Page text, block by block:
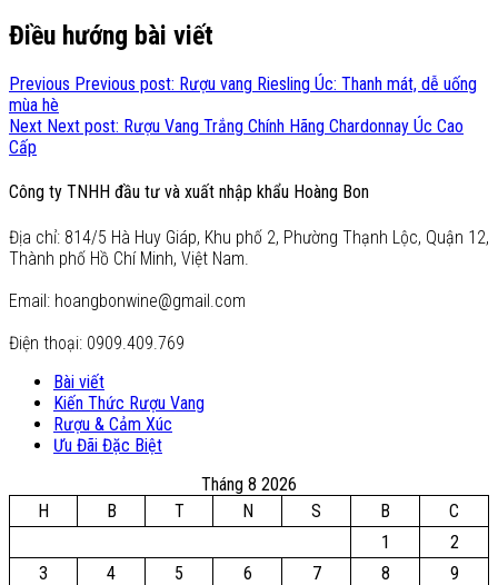
Điều hướng bài viết
Previous Previous post: Rượu vang Riesling Úc: Thanh mát, dễ uống
mùa hè
Next Next post: Rượu Vang Trắng Chính Hãng Chardonnay Úc Cao
Cấp
Công ty TNHH đầu tư và xuất nhập khẩu Hoàng Bon
Địa chỉ: 814/5 Hà Huy Giáp, Khu phố 2, Phường Thạnh Lộc, Quận 12,
Thành phố Hồ Chí Minh, Việt Nam.
Email: hoangbonwine@gmail.com
Điện thoại: 0909.409.769
Bài viết
Kiến Thức Rượu Vang
Rượu & Cảm Xúc
Ưu Đãi Đặc Biệt
Tháng 8 2026
H
B T N S B
C
1
2
3
4 5 6 7 8
9